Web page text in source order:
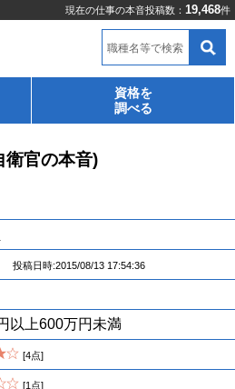
現在の仕事の本音投稿数： 19,468件
職種名等で検索
資格を
調べる
衛官の本音)
投稿日時:2015/08/13 17:54:36
以上600万円未満
[4点]
[1点]